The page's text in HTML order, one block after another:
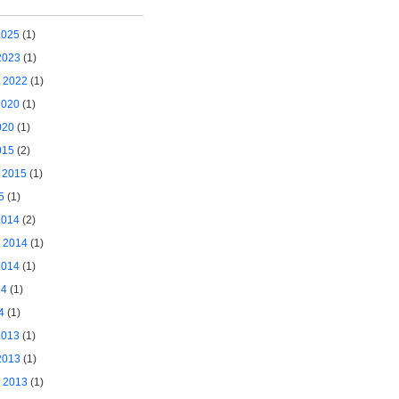
(1)
(1)
2022 (1)
(1)
(1)
(2)
2015(1)
(1)
(2)
2014(1)
(1)
(1)
(1)
(1)
(1)
2013(1)